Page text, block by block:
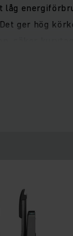
ger hög
arbete